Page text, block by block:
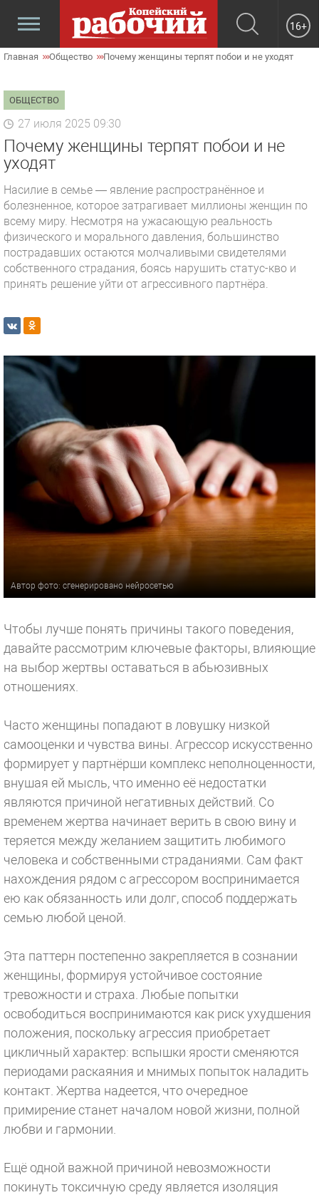
16+
Главная Общество Почему женщины терпят побои и не уходят
ОБЩЕСТВО
27 июля 2025 09:30
Почему женщины терпят побои и не
уходят
Насилие в семье — явление распространённое и
болезненное, которое затрагивает миллионы женщин по
всему миру. Несмотря на ужасающую реальность
физического и морального давления, большинство
пострадавших остаются молчаливыми свидетелями
собственного страдания, боясь нарушить статус-кво и
принять решение уйти от агрессивного партнёра.
Автор фото: сгенерировано нейросетью
Чтобы лучше понять причины такого поведения,
давайте рассмотрим ключевые факторы, влияющие
на выбор жертвы оставаться в абьюзивных
отношениях.
Часто женщины попадают в ловушку низкой
самооценки и чувства вины. Агрессор искусственно
формирует у партнёрши комплекс неполноценности,
внушая ей мысль, что именно её недостатки
являются причиной негативных действий. Со
временем жертва начинает верить в свою вину и
теряется между желанием защитить любимого
человека и собственными страданиями. Сам факт
нахождения рядом с агрессором воспринимается
ею как обязанность или долг, способ поддержать
семью любой ценой.
Эта паттерн постепенно закрепляется в сознании
женщины, формируя устойчивое состояние
тревожности и страха. Любые попытки
освободиться воспринимаются как риск ухудшения
положения, поскольку агрессия приобретает
цикличный характер: вспышки ярости сменяются
периодами раскаяния и мнимых попыток наладить
контакт. Жертва надеется, что очередное
примирение станет началом новой жизни, полной
любви и гармонии.
Ещё одной важной причиной невозможности
покинуть токсичную среду является изоляция